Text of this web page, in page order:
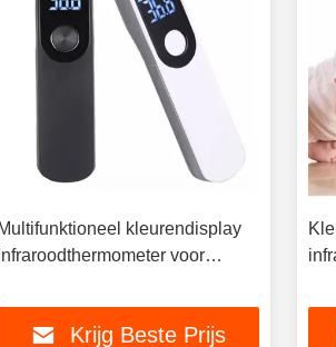
Multifunktioneel kleurendisplay
Infraroodthermometer voor
Krijg Beste Prijs